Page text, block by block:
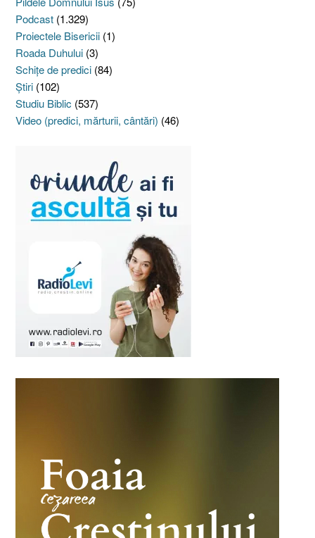
Podcast (1.329)
Proiectele Bisericii (1)
Roada Duhului (3)
Schiţe de predici (84)
Ştiri (102)
Studiu Biblic (537)
Video (predici, mărturii, cântări) (46)